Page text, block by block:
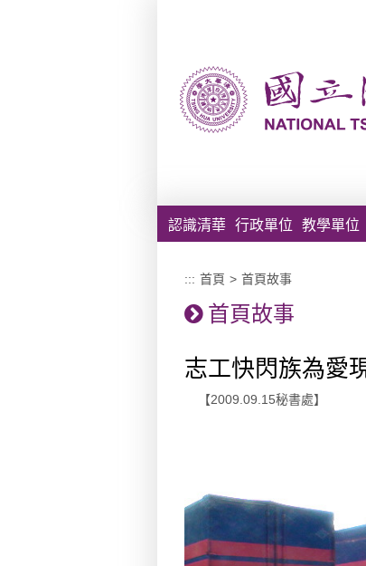
認識清華 行政單位 教學單位
::: 首頁 > 首頁故事
首頁故事
志工快閃族為愛
【2009.09.15秘書處】